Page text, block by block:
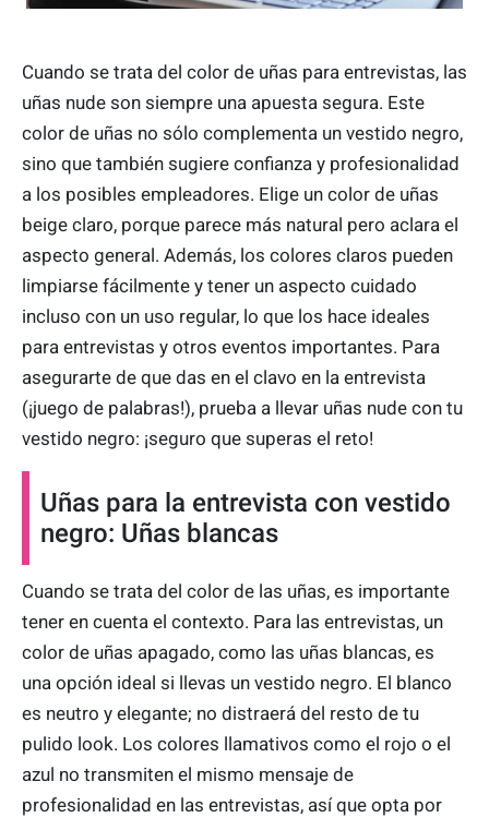
Cuando se trata del color de uñas para entrevistas, las
uñas nude son siempre una apuesta segura. Este
color de uñas no sólo complementa un vestido negro,
sino que también sugiere confianza y profesionalidad
a los posibles empleadores. Elige un color de uñas
beige claro, porque parece más natural pero aclara el
aspecto general. Además, los colores claros pueden
limpiarse fácilmente y tener un aspecto cuidado
incluso con un uso regular, lo que los hace ideales
para entrevistas y otros eventos importantes. Para
asegurarte de que das en el clavo en la entrevista
(¡juego de palabras!), prueba a llevar uñas nude con tu
vestido negro: ¡seguro que superas el reto!
Uñas para la entrevista con vestido
negro: Uñas blancas
Cuando se trata del color de las uñas, es importante
tener en cuenta el contexto. Para las entrevistas, un
color de uñas apagado, como las uñas blancas, es
una opción ideal si llevas un vestido negro. El blanco
es neutro y elegante; no distraerá del resto de tu
pulido look. Los colores llamativos como el rojo o el
azul no transmiten el mismo mensaje de
profesionalidad en las entrevistas, así que opta por